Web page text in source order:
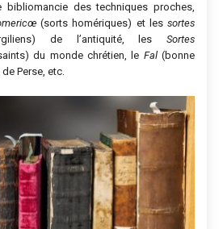
bibliomancie des techniques proches,
(sorts homériques) et lessortes
de l’antiquité, les Sortes
du monde chrétien, le Fal(bonne
Perse, etc.